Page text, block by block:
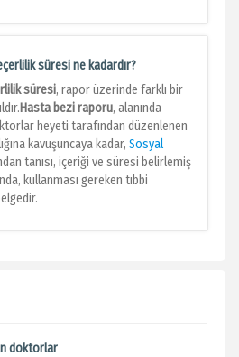
süresi ne kadardır?
süresi, rapor üzerinde farklı bir
Hasta bezi raporu, alanında
heyeti tarafından düzenlenen
kavuşuncaya kadar, Sosyal
tanısı, içeriği ve süresi belirlemiş
kullanması gereken tıbbi
doktorlar